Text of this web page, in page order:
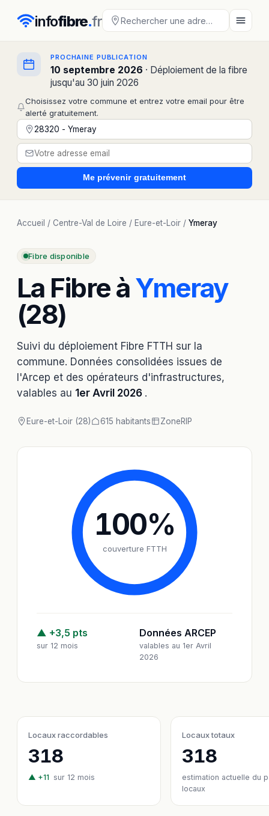
infofibre.fr
PROCHAINE PUBLICATION
10 septembre 2026 · Déploiement de la fibre
jusqu'au 30 juin 2026
Choisissez votre commune et entrez votre email pour être
alerté gratuitement.
Me prévenir gratuitement
Accueil / Centre-Val de Loire / Eure-et-Loir / Ymeray
Fibre disponible
La Fibre àYmeray
(28)
Suivi du déploiement Fibre FTTH sur la
commune. Données consolidées issues de
l'Arcep et des opérateurs d'infrastructures,
valables au 1er Avril 2026 .
Eure-et-Loir (28) 615 habitants ZoneRIP
100%
couverture FTTH
▲ +3,5 pts
sur 12 mois
Données ARCEP
valables au 1er Avril
2026
Locaux raccordables
318
▲ +11 sur 12 mois
Locaux totaux
318
estimation actuelle du
locaux